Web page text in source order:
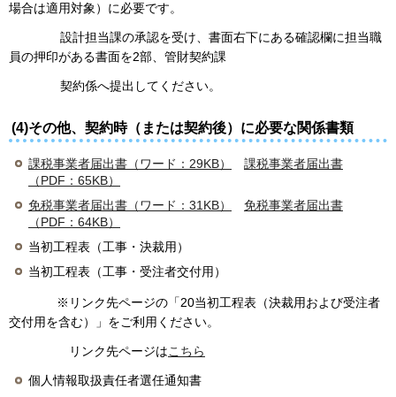
場合は適用対象）に必要です。
設計担当課の承認を受け、書面右下にある確認欄に担当職
員の押印がある書面を2部、管財契約課
契約係へ提出してください。
(4)その他、契約時（または契約後）に必要な関係書類
課税事業者届出書（ワード：29KB）
課税事業者届出書
（PDF：65KB）
免税事業者届出書（ワード：31KB）
免税事業者届出書
（PDF：64KB）
当初工程表（工事・決裁用）
当初工程表（工事・受注者交付用）
※リンク先ページの「20当初工程表（決裁用および受注者
交付用を含む）」をご利用ください。
リンク先ページはこちら
個人情報取扱責任者選任通知書